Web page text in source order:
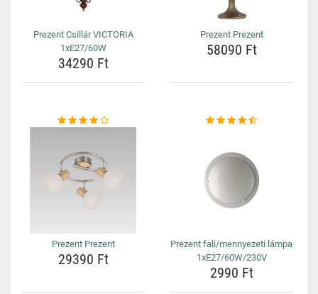
Prezent Csillár VICTORIA
1xE27/60W
34290 Ft
Prezent Prezent
58090 Ft
Prezent Prezent
29390 Ft
Prezent fali/mennyezeti lámpa
1xE27/60W/230V
2990 Ft